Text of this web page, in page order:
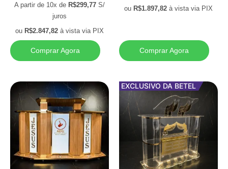
A partir de 10x de R$299,77 S/
juros
ou R$2.847,82 à vista via PIX
Comprar Agora
ou R$1.897,82 à vista via PIX
Comprar Agora
EXCLUSIVO DA BETEL